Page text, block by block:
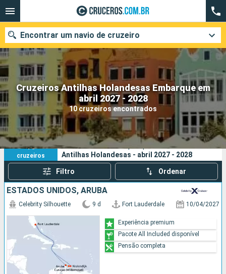
Cruzeiros Antilhas Holandesas Embarque em
abril 2027 - 2028
10 cruzeiros encontrados
Encontrar um navio de cruzeiro
Quando ir?
Data de partida
Cidades Companhias
Pesquisar
10
cruzeiros
Os seus critérios de pesquisa:
Antilhas Holandesas - abril 2027 - 2028
Filtro Ordenar
ESTADOS UNIDOS, ARUBA
Celebrity Silhouette 9 d Fort Lauderdale 10/04/2027
Experiência premium
Pacote All Included disponível
Pensão completa